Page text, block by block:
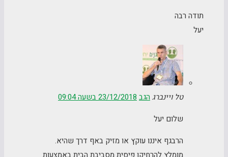
תודה רבה
יעל
טל ויינברג הגב 23/12/2018 בשעה 09:04
שלום יעל
הרבגף איננו עוקץ או מזיק באף דרך שהיא.